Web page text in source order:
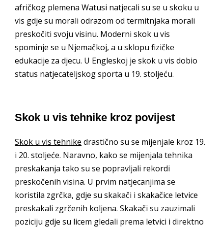
afričkog plemena Watusi natjecali su se u skoku u
vis gdje su morali odrazom od termitnjaka morali
preskočiti svoju visinu. Moderni skok u vis
spominje se u Njemačkoj, a u sklopu fizičke
edukacije za djecu. U Engleskoj je skok u vis dobio
status natjecateljskog sporta u 19. stoljeću.
Skok u vis tehnike kroz povijest
Skok u vis tehnike drastično su se mijenjale kroz 19.
i 20. stoljeće. Naravno, kako se mijenjala tehnika
preskakanja tako su se popravljali rekordi
preskočenih visina. U prvim natjecanjima se
koristila zgrčka, gdje su skakači i skakačice letvice
preskakali zgrčenih koljena. Skakači su zauzimali
poziciju gdje su licem gledali prema letvici i direktno